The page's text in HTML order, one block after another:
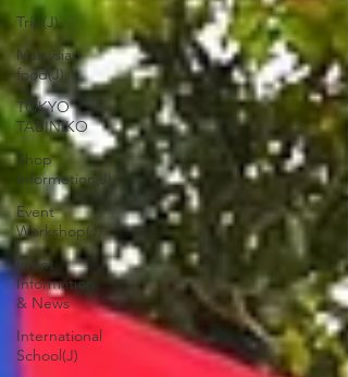
Trip(J)
Malaysian
food(J)
TOKYO
TABINIKO
Shop
Informetion(J)
Event
Workshop(J)
Event
Information
& News
International
School(J)